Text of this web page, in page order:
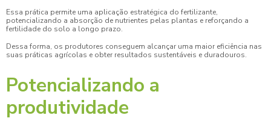
Essa prática permite uma aplicação estratégica do fertilizante,
potencializando a absorção de nutrientes pelas plantas e reforçando a
fertilidade do solo a longo prazo.
Dessa forma, os produtores conseguem alcançar uma maior eficiência nas
suas práticas agrícolas e obter resultados sustentáveis e duradouros.
Potencializando a
produtividade